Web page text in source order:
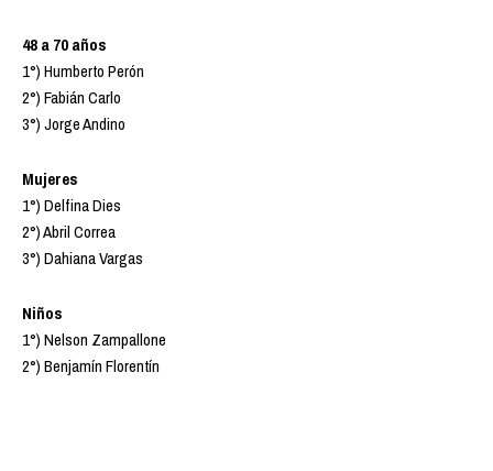
48 a 70 años
1°) Humberto Perón
2°) Fabián Carlo
3°) Jorge Andino
Mujeres
1°) Delfina Dies
2°) Abril Correa
3°) Dahiana Vargas
Niños
1°) Nelson Zampallone
2°) Benjamín Florentín